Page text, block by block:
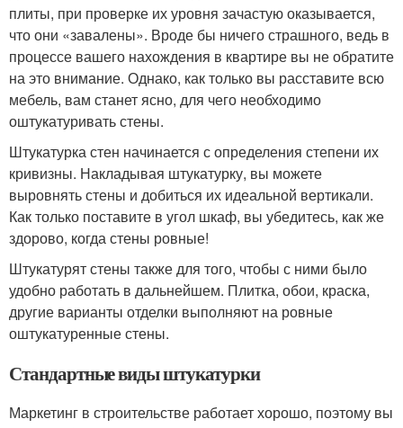
плиты, при проверке их уровня зачастую оказывается,
что они «завалены». Вроде бы ничего страшного, ведь в
процессе вашего нахождения в квартире вы не обратите
на это внимание. Однако, как только вы расставите всю
мебель, вам станет ясно, для чего необходимо
оштукатуривать стены.
Штукатурка стен начинается с определения степени их
кривизны. Накладывая штукатурку, вы можете
выровнять стены и добиться их идеальной вертикали.
Как только поставите в угол шкаф, вы убедитесь, как же
здорово, когда стены ровные!
Штукатурят стены также для того, чтобы с ними было
удобно работать в дальнейшем. Плитка, обои, краска,
другие варианты отделки выполняют на ровные
оштукатуренные стены.
Стандартные виды штукатурки
Маркетинг в строительстве работает хорошо, поэтому вы